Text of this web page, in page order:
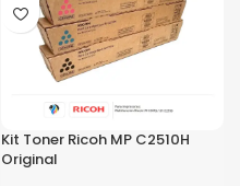
Kit Toner Ricoh MP C2510H
Original